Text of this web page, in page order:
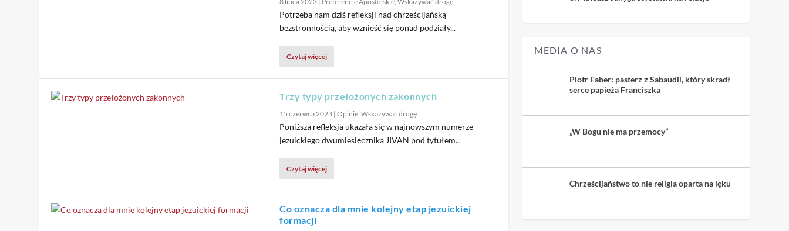
Potrzeba nam dziś refleksji nad chrześcijańską
bezstronnością, aby wznieść się ponad podziały...
Czytaj więcej
Trzy typy przełożonych zakonnych
15 czerwca 2023 |Opinie ,Wskazywać drogę
Poniższa refleksja ukazała się w najnowszym numerze
jezuickiego dwumiesięcznika JIVAN pod tytułem...
Czytaj więcej
Co oznacza dla mnie kolejny etap jezuickiej
formacji
MEDIA O NAS
Piotr Faber: pasterz z Sabaudii, który skradł
serce papieża Franciszka
„W Bogu nie ma przemocy”
Chrześcijaństwo to nie religia oparta na lęku